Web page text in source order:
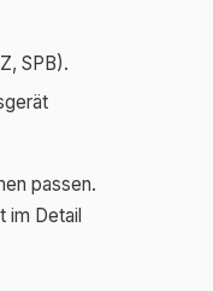
SPB).
passen.
im Detail